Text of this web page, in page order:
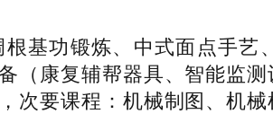
功锻炼、中式面点手艺
（康复辅帮器具、智能监
次要课程：机械制图、机